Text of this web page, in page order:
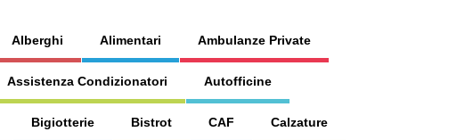
Alberghi Alimentari Ambulanze Private
Assistenza Condizionatori Autofficine
Bigiotterie Bistrot CAF Calzature